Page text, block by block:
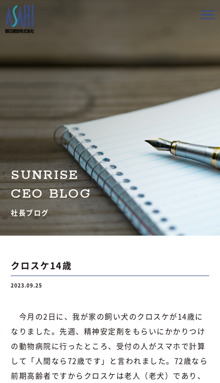
私たちの想いと強み
会社情報
お知らせ
お問い合わせ
SUNRISE
CEO BLOG
社長ブログ
クロスケ14歳
2023.09.25
今月の2日に、我が家の飼い犬のクロスケが14歳に
なりました。先週、精神安定剤をもらいにかかりつけ
の動物病院に行ったところ、受付の人がスマホで計算
して「人間なら72歳です」と言われました。72歳なら
前期高齢者ですからクロスケは老人（老犬）であり、